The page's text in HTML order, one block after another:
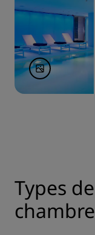
Types de
chambre